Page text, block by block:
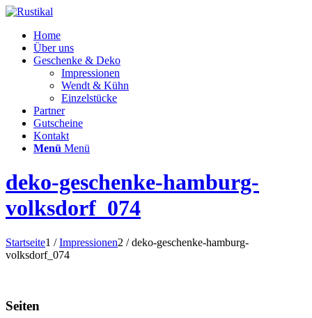
Home
Über uns
Geschenke & Deko
Impressionen
Wendt & Kühn
Einzelstücke
Partner
Gutscheine
Kontakt
Menü Menü
deko-geschenke-hamburg-
volksdorf_074
Startseite1 / Impressionen2 / deko-geschenke-hamburg-
volksdorf_074
Seiten